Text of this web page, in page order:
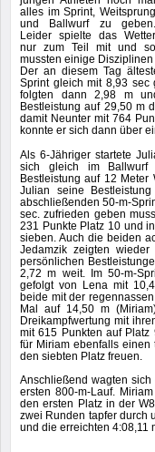
alles im Sprint, Weitsprung
und Ballwurf zu geben.
Leider spielte das Wetter
nur zum Teil mit und so
mussten einige
Der an diesem Tag
Sprint gleich mit 8,93 sec
folgten dann 2,98 m
Bestleistung auf 29,50 m
damit Neunter mit 764
konnte er sich dann über
Als 6-Jähriger startete
sich gleich im Ballwurf
Bestleistung auf 12 Meter
Julian seine
abschließenden 50-m-
sec. zufrieden geben
231 Punkte Platz 10 und
sieben. Auch die beiden
Jedamzik zeigten
persönlichen
2,72 m weit. Im 50-m-
gefolgt von Lena mit
beide mit der
Mal auf 14,50 m
Dreikampfwertung mit
mit 615 Punkten auf Platz
für Miriam ebenfalls
den siebten Platz freuen.
Anschließend wagten
ersten 800-m-Lauf.
den ersten Platz in der
zwei Runden tapfer durch
und die erreichten 4:08,11